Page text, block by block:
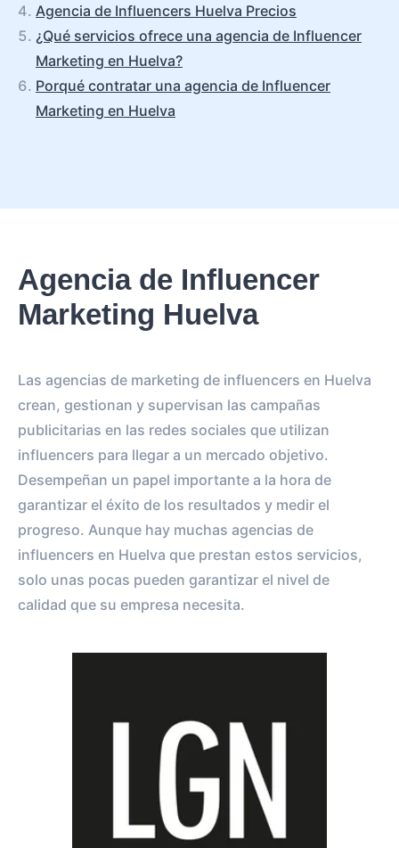
Agencia de Influencers Huelva Precios
¿Qué servicios ofrece una agencia de Influencer
Marketing en Huelva?
Porqué contratar una agencia de Influencer
Marketing en Huelva
Agencia de Influencer
Marketing Huelva
Las agencias de marketing de influencers en Huelva
crean, gestionan y supervisan las campañas
publicitarias en las redes sociales que utilizan
influencers para llegar a un mercado objetivo.
Desempeñan un papel importante a la hora de
garantizar el éxito de los resultados y medir el
progreso. Aunque hay muchas agencias de
influencers en Huelva que prestan estos servicios,
solo unas pocas pueden garantizar el nivel de
calidad que su empresa necesita.